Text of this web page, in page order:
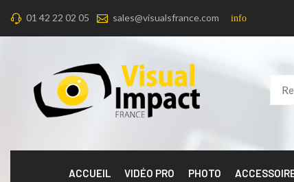
01 42 22 02 05 sales@visualsfrance.com info
ACCUEIL VIDÉO PRO PHOTO